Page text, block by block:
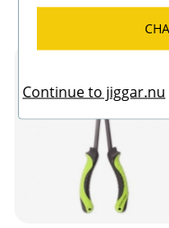
Continue to jiggar.nu